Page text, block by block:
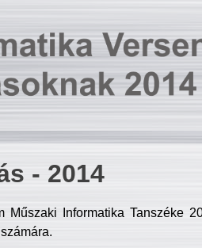
- 2014
Műszaki Informatika Tanszéke